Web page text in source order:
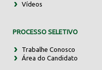
Vídeos
PROCESSO SELETIVO
Trabalhe Conosco
Área do Candidato